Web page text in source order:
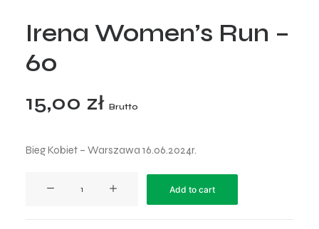
Irena Women’s Run –
60
15,00 zł Brutto
Bieg Kobiet – Warszawa 16.06.2024r.
Add to cart